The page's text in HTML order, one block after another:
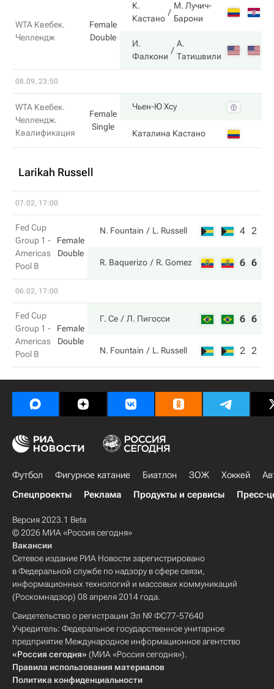
WTA Квебек.
Челлендж
Female
Double
К.
Кастано
М. Лучич-
Барони
И.
Фалкони
А.
Татишвили
08.09, 23:50
WTA Квебек.
Челлендж.
Квалификация
Female
Single
Чьен-Ю Хсу
Каталина Кастано
Larikah Russell
07.02, 17:00
Fed Cup
Group 1 -
Americas
Pool B
Female
Double
N. Fountain L. Russell 4 2
R. Baquerizo R. Gomez 6 6
06.02, 17:00
Fed Cup
Group 1 -
Americas
Pool B
Female
Double
Г. Се Л. Пигосси 6 6
N. Fountain L. Russell 2 2
Футбол Фигурное катание Биатлон ЗОЖ Хоккей
Спецпроекты
Реклама Продукты и сервисы Пресс-
Версия 2023.1 Beta
© 2026 МИА «Россия сегодня»
Вакансии
Сетевое издание РИА Новости зарегистрировано
в Федеральной службе по надзору в сфере связи,
информационных технологий и массовых коммуникаций
(Роскомнадзор) 08 апреля 2014 года.
Свидетельство о регистрации Эл № ФС77-57640
Учредитель: Федеральное государственное унитарное
предприятие Международное информационное агентство
«Россия сегодня» (МИА «Россия сегодня»).
Правила использования материалов
Политика конфиденциальности